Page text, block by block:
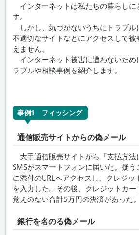
インターネットは私たちの暮らしに
す。
しかし、気づかないうちにトラブル
不適切なサイトなどにアクセスして被
えません。
インターネット被害に遭わないため
ラブルや相談事例を紹介します。
事例1 フィッシング
通信販売サイトからの偽メール
大手通信販売サイトから「支払方法
SMSがスマートフォンに届いた。疑う
に添付のURLへアクセスし、クレジッ
を入力した。その後、クレジットカー
覚えのない合計5万円の決済があった。
銀行を名のる偽メール